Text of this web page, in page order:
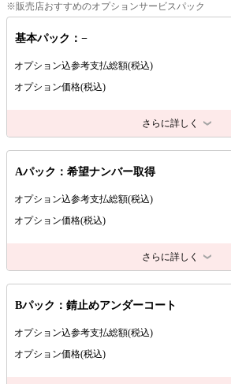
※販売店おすすめのオプションサービスパック
基本パック：−
オプション込参考支払総額(税込)
オプション価格(税込)
さらに詳しく
Aパック：希望ナンバー取得
オプション込参考支払総額(税込)
オプション価格(税込)
さらに詳しく
Bパック：錆止めアンダーコート
オプション込参考支払総額(税込)
オプション価格(税込)